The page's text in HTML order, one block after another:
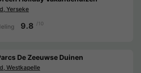
Yerseke
9.8 /10
De Zeeuwse Duinen
Westkapelle